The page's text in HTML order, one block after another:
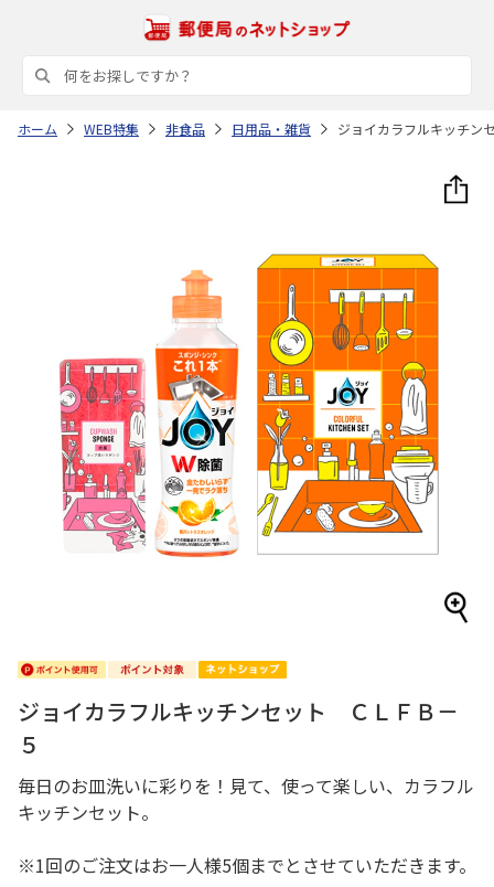
ホーム WEB特集 非食品 日用品・雑貨 ジョイカラフルキッチ
ジョイカラフルキッチンセット ＣＬＦＢ－
５
毎日のお皿洗いに彩りを！見て、使って楽しい、カラフル
キッチンセット。
※1回のご注文はお一人様5個までとさせていただきます。